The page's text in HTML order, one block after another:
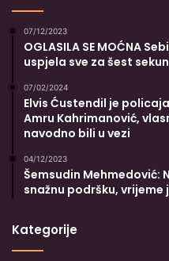
07/12/2023
OGLASILA SE MOĆNA
uspjela sve za šest
07/02/2024
Elvis Ćustendil je
Amru Kahrimanović,
navodno bili u vezi
04/12/2023
Šemsudin Mehmedović:
snažnu podršku,
Kategorije